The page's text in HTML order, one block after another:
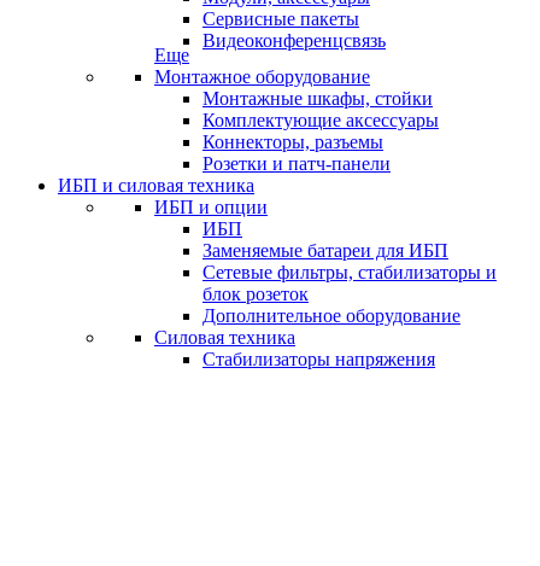
Сервисные пакеты
Видеоконференцсвязь
Еще
Монтажное оборудование
Монтажные шкафы, стойки
Комплектующие аксессуары
Коннекторы, разъемы
Розетки и патч-панели
ИБП и силовая техника
ИБП и опции
ИБП
Заменяемые батареи для ИБП
Сетевые фильтры, стабилизаторы и
блок розеток
Дополнительное оборудование
Силовая техника
Стабилизаторы напряжения